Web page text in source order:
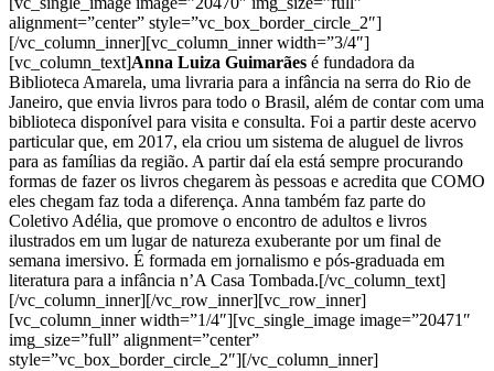
alignment=”center” style=”vc_box_border_circle_2″]
[/vc_column_inner][vc_column_inner width=”3/4″]
[vc_column_text]Anna Luiza Guimarães é fundadora da
Biblioteca Amarela, uma livraria para a infância na serra do Rio de
Janeiro, que envia livros para todo o Brasil, além de contar com uma
biblioteca disponível para visita e consulta. Foi a partir deste acervo
particular que, em 2017, ela criou um sistema de aluguel de livros
para as famílias da região. A partir daí ela está sempre procurando
formas de fazer os livros chegarem às pessoas e acredita que COMO
eles chegam faz toda a diferença. Anna também faz parte do
Coletivo Adélia, que promove o encontro de adultos e livros
ilustrados em um lugar de natureza exuberante por um final de
semana imersivo. É formada em jornalismo e pós-graduada em
literatura para a infância n’A Casa Tombada.[/vc_column_text]
[/vc_column_inner][/vc_row_inner][vc_row_inner]
[vc_column_inner width=”1/4″][vc_single_image image=”20471″
img_size=”full” alignment=”center”
style=”vc_box_border_circle_2″][/vc_column_inner]